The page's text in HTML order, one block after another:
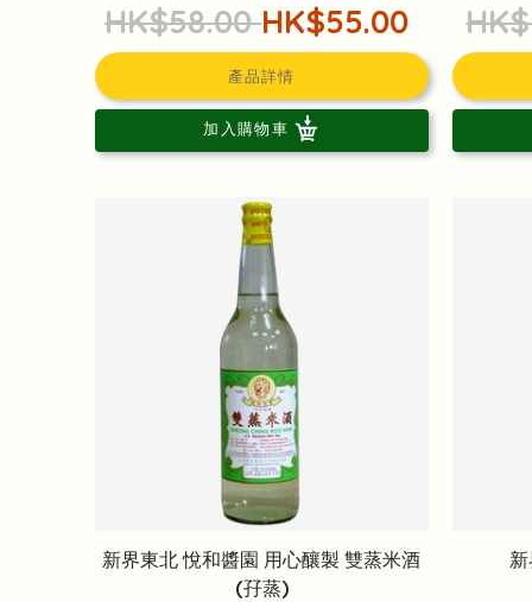
HK$58.00HK$55.00
產品詳情
加入購物車
新界東北 悅和醬園 用心釀製 雙蒸米酒
(孖蒸)